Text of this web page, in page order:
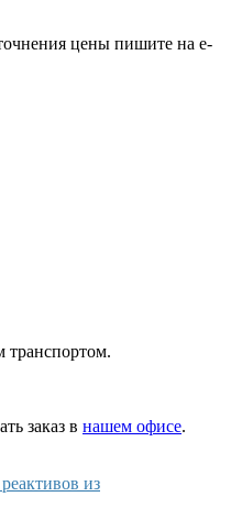
цены пишите на e-
транспортом.
заказ в нашем офисе.
из